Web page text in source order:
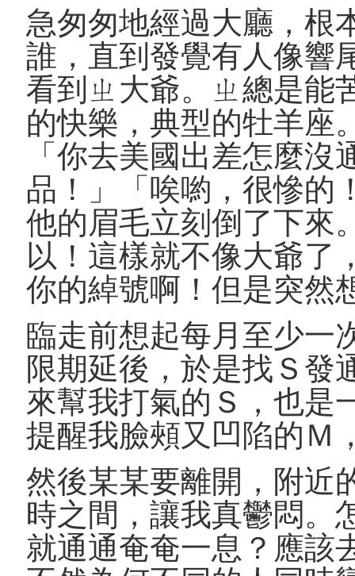
急匆匆地經過大廳，根
誰，直到發覺有人像響
看到ㄓ大爺。ㄓ總是能
的快樂，典型的牡羊座
「你去美國出差怎麼
品！」「唉喲，很慘的
他的眉毛立刻倒了下來
以！這樣就不像大爺了
你的綽號啊！但是突然
臨走前想起每月至少一
限期延後，於是找Ｓ發
來幫我打氣的Ｓ，也是
提醒我臉頰又凹陷的Ｍ
然後某某要離開，附近
時之間，讓我真鬱悶。
就通通奄奄一息？應該